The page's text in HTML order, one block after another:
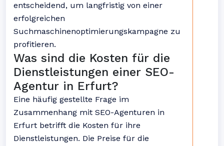
entscheidend, um langfristig von einer
erfolgreichen
Suchmaschinenoptimierungskampagne zu
profitieren.
Was sind die Kosten für die
Dienstleistungen einer SEO-
Agentur in Erfurt?
Eine häufig gestellte Frage im
Zusammenhang mit SEO-Agenturen in
Erfurt betrifft die Kosten für ihre
Dienstleistungen. Die Preise für die